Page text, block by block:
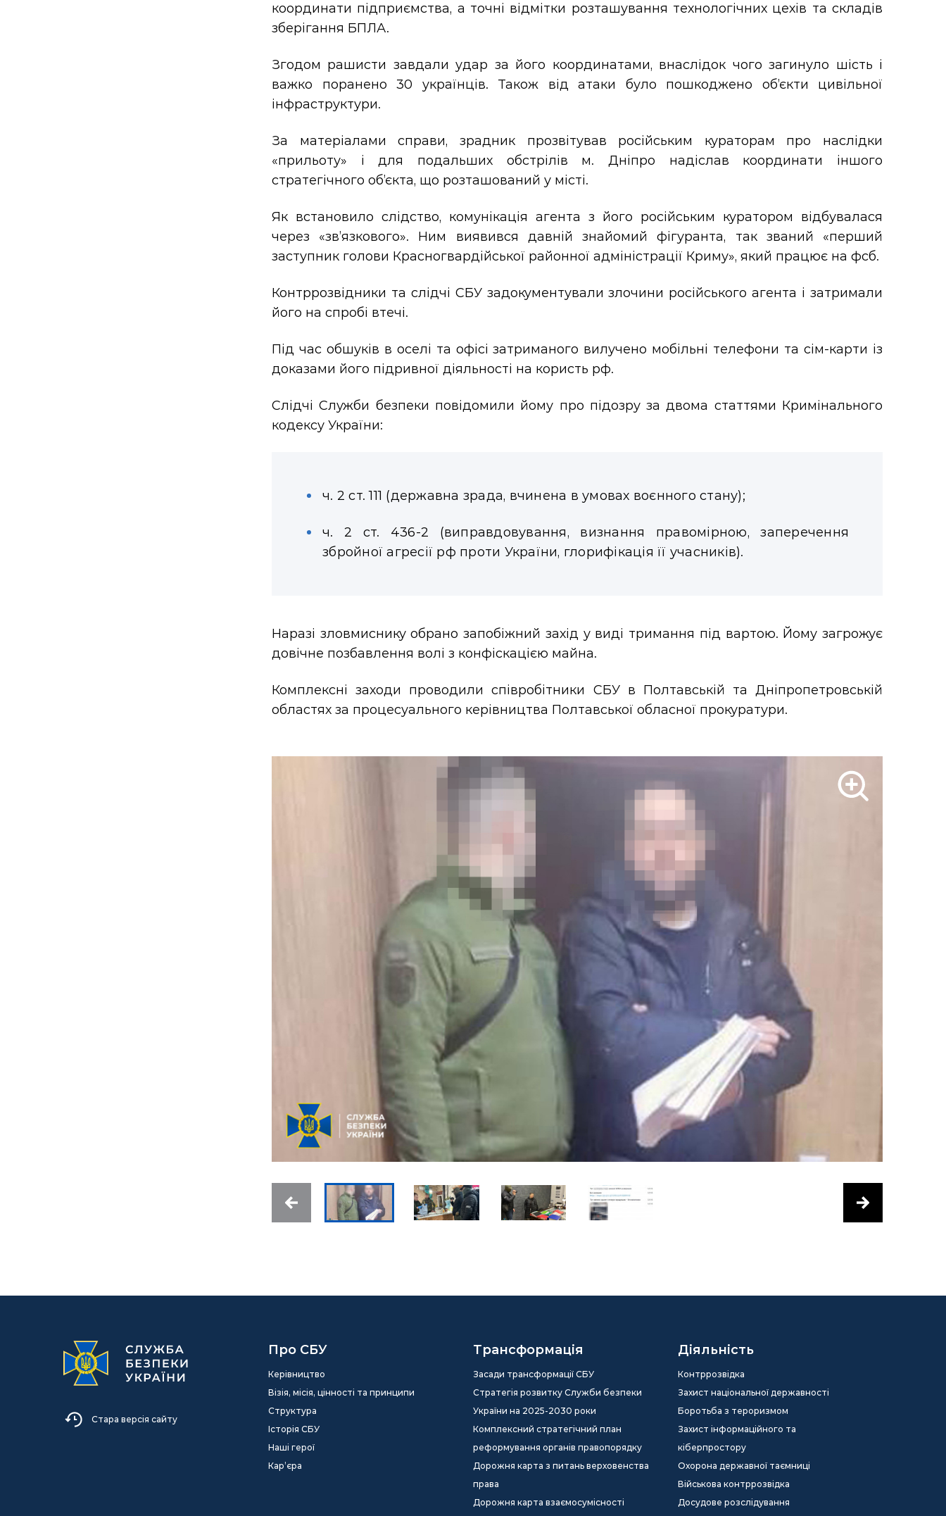
координати підприємства, а точні відмітки розташування технологічних цехів та складів
зберігання БПЛА.
Згодом рашисти завдали удар за його координатами, внаслідок чого загинуло шість і
важко поранено 30 українців. Також від атаки було пошкоджено об’єкти цивільної
інфраструктури.
За матеріалами справи, зрадник прозвітував російським кураторам про наслідки
«прильоту» і для подальших обстрілів м. Дніпро надіслав координати іншого
стратегічного об’єкта, що розташований у місті.
Як встановило слідство, комунікація агента з його російським куратором відбувалася
через «зв’язкового». Ним виявився давній знайомий фігуранта, так званий «перший
заступник голови Красногвардійської районної адміністрації Криму», який працює на фсб.
Контррозвідники та слідчі СБУ задокументували злочини російського агента і затримали
його на спробі втечі.
Під час обшуків в оселі та офісі затриманого вилучено мобільні телефони та сім-карти із
доказами його підривної діяльності на користь рф.
Слідчі Служби безпеки повідомили йому про підозру за двома статтями Кримінального
кодексу України:
ч. 2 ст. 111 (державна зрада, вчинена в умовах воєнного стану);
ч. 2 ст. 436-2 (виправдовування, визнання правомірною, заперечення
збройної агресії рф проти України, глорифікація її учасників).
Наразі зловмиснику обрано запобіжний захід у виді тримання під вартою. Йому загрожує
довічне позбавлення волі з конфіскацією майна.
Комплексні заходи проводили співробітники СБУ в Полтавській та Дніпропетровській
областях за процесуального керівництва Полтавської обласної прокуратури.
Стара версія сайту
Про СБУ
Керівництво
Візія, місія, цінності та принципи
Структура
Історія СБУ
Наші герої
Кар’єра
Трансформація
Засади трансформації СБУ
Стратегія розвитку Служби безпеки
України на 2025-2030 роки
Комплексний стратегічний план
реформування органів правопорядку
Дорожня карта з питань верховенства
права
Дорожня карта взаємосумісності
Діяльність
Контррозвідка
Захист національної державності
Боротьба з тероризмом
Захист інформаційного та
кіберпростору
Охорона державної таємниці
Військова контррозвідка
Досудове розслідування